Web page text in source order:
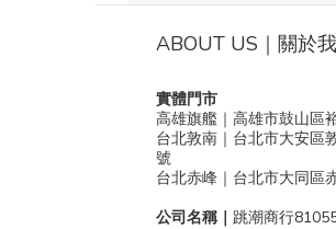
ABOUT US｜關於
實體門市
高雄旗艦｜高雄市鼓山區
台北敦南｜台北市大安區
號
台北赤峰｜台北市大同區
公司名稱｜ 跳潮商行